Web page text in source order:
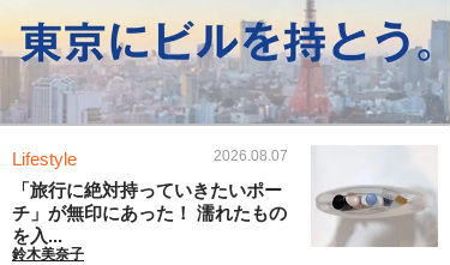
Lifestyle 2026.08.07
「旅行に絶対持っていきたいポー
チ」が無印にあった！ 濡れたもの
を入...
鈴木美奈子